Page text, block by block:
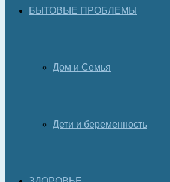
БЫТОВЫЕ ПРОБЛЕМЫ
Дом и Семья
Дети и беременность